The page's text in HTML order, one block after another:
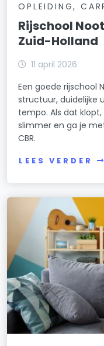
OPLEIDING,
Rijschool
Zuid-Holland
11 april 2026
Een goede rijschool
structuur, duidelijke
tempo. Als dat
slimmer en ga je
CBR.
LEES VERDER